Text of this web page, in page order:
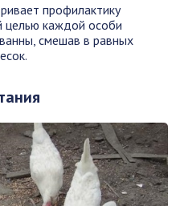
профилактику
целью каждой особи
смешав в равных